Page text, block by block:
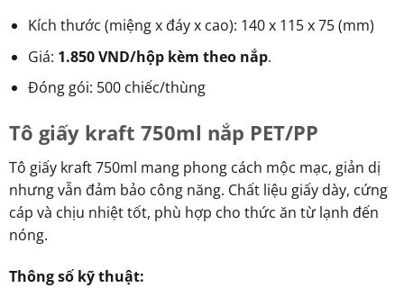
Kích thước (miệng x đáy x cao): 140 x 115 x 75 (mm)
Giá: 1.850 VND/hộp kèm theo nắp.
Đóng gói: 500 chiếc/thùng
Tô giấy kraft 750ml nắp PET/PP
Tô giấy kraft 750ml mang phong cách mộc mạc, giản dị
nhưng vẫn đảm bảo công năng. Chất liệu giấy dày, cứng
cáp và chịu nhiệt tốt, phù hợp cho thức ăn từ lạnh đến
nóng.
Thông số kỹ thuật: